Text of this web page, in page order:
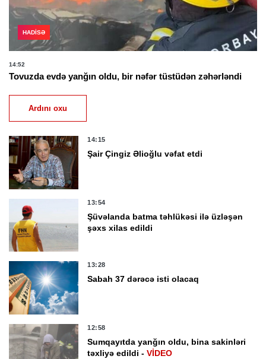
HADISƏ
14:52
Tovuzda evdə yanğın oldu, bir nəfər tüstüdən zəhərləndi
Ardını oxu
14:15
Şair Çingiz Əlioğlu vəfat etdi
13:54
Şüvəlanda batma təhlükəsi ilə üzləşən
şəxs xilas edildi
13:28
Sabah 37 dərəcə isti olacaq
12:58
Sumqayıtda yanğın oldu, bina sakinləri
təxliyə edildi -VİDEO